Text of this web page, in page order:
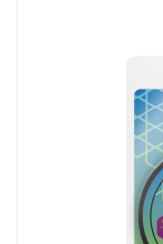
návnadu přímo
tlouk, které
vnadící směsí.
úměrném
směs v
výrazně zvýší
Upozornění:
manipulujte s
nedošlo k
parametry: